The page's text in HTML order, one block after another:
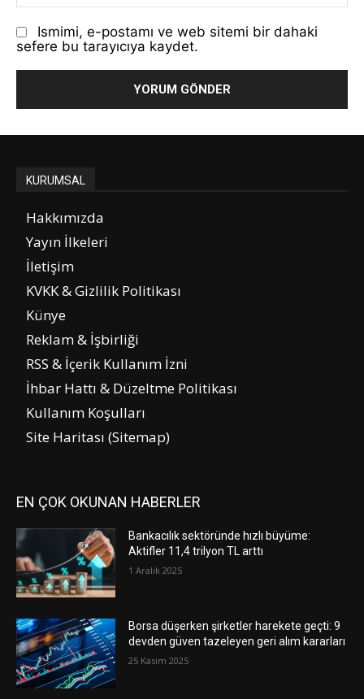
Ismimi, e-postamı ve web sitemi bir dahaki
sefere bu tarayıcıya kaydet.
KURUMSAL
Hakkımızda
Yayın İlkeleri
İletişim
KVKK & Gizlilik Politikası
Künye
Reklam & İşbirliği
RSS & İçerik Kullanım İzni
İhbar Hattı & Düzeltme Politikası
Kullanım Koşulları
Site Haritası (Sitemap)
EN ÇOK OKUNAN HABERLER
Bankacılık sektöründe hızlı büyüme:
Aktifler 11,4 trilyon TL arttı
1 Aralık 2025
Borsa düşerken şirketler harekete geçti: 9
devden güven tazeleyen geri alım kararları
25 Kasım 2025